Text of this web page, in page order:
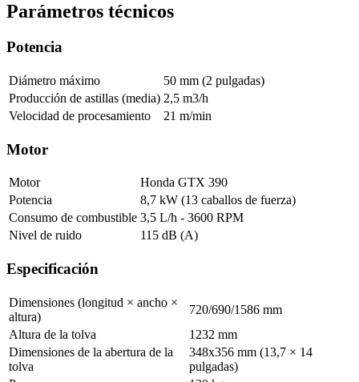
Parámetros técnicos
Potencia
Diámetro máximo
50 mm (2 pulgadas)
Producción de astillas (media) 2,5 m3/h
Velocidad de procesamiento
21 m/min
Motor
Motor
Honda GTX 390
Potencia
8,7 kW (13 caballos de fuerza)
Consumo de combustible 3,5 L/h - 3600 RPM
Nivel de ruido
115 dB (A)
Especificación
Dimensiones (longitud × ancho ×
altura)
720/690/1586 mm
Altura de la tolva
1232 mm
Dimensiones de la abertura de la
tolva
348x356 mm (13,7 × 14
pulgadas)